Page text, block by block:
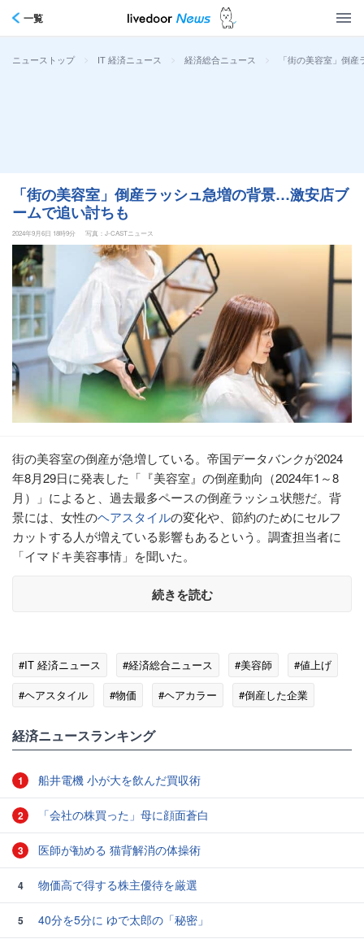
一覧
ニューストップ > IT 経済ニュース > 経済総合ニュース > 「街の美容室」倒
「街の美容室」倒産ラッシュ急増の背景…激安店ブ
ームで追い討ちも
2024年9月6日 18時9分 写真：J-CASTニュース
街の美容室の倒産が急増している。帝国データバンクが2024
年8月29日に発表した「『美容室』の倒産動向（2024年1～8
月）」によると、過去最多ペースの倒産ラッシュ状態だ。背
景には、女性のヘアスタイルの変化や、節約のためにセルフ
カットする人が増えている影響もあるという。調査担当者に
「イマドキ美容事情」を聞いた。
続きを読む
#IT 経済ニュース #経済総合ニュース #美容師
#値上げ
#ヘアスタイル
#物価 #ヘアカラー #倒産した企業
経済ニュースランキング
1 船井電機 小が大を飲んだ買収術
2 「会社の株買った」母に顔面蒼白
3 医師が勧める 猫背解消の体操術
4 物価高で得する株主優待を厳選
5
40分を5分に ゆで太郎の「秘密」